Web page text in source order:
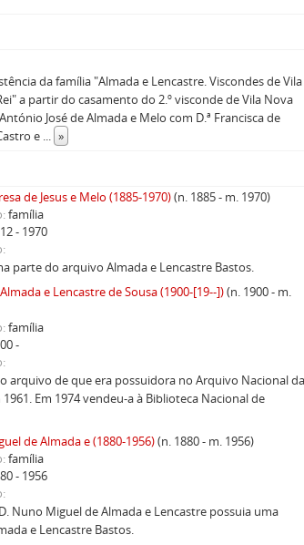
da família "Almada e Lencastre. Viscondes de Vila
a partir do casamento do 2.º visconde de Vila Nova
José de Almada e Melo com D.ª Francisca de
e ... »
de Jesus e Melo (1885-1970)(n. 1885 - m. 1970)
família
- 1970
parte do arquivo Almada e Lencastre Bastos.
e Lencastre de Sousa (1900-[19--])(n. 1900 - m.
família
-
arquivo de que era possuidora no Arquivo Nacional da
Em 1974 vendeu-a à Biblioteca Nacional de
de Almada e (1880-1956)(n. 1880 - m. 1956)
família
- 1956
Nuno Miguel de Almada e Lencastre possuia uma
e Lencastre Bastos.